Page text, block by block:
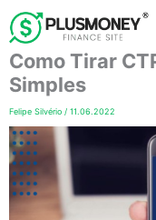
para
conteúdo
Como Tirar
Simples
Felipe Silvério / 11.06.2022